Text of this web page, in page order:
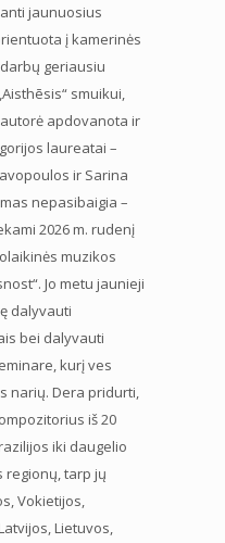
jaunuosius
į kamerinės
geriausiu
smuikui,
apdovanota ir
laureatai –
ir Sarina
nepasibaigia –
2026 m. rudenį
muzikos
Jo metu jaunieji
dalyvauti
bei dalyvauti
kurį ves
narių. Dera pridurti,
iš 20
iki daugelio
regionų, tarp jų
Vokietijos,
Lietuvos,